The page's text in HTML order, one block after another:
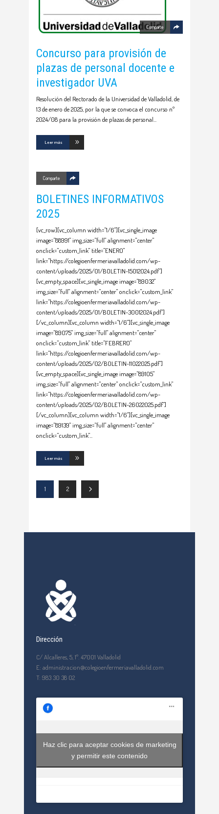
Comparte
Concurso para provisión de
plazas de personal docente e
investigador UVA
Resolución del Rectorado de la Universidad de Valladolid, de
13 de enero de 2025, por la que se convoca el concurso nº
2024/08 para la provisión de plazas de personal
Leer más
Comparte
BOLETINES INFORMATIVOS
2025
[vc_row][vc_column width="1/6"][vc_single_image
image="88991" img_size="full" alignment="center"
onclick="custom_link" title="ENERO"
link="https://colegioenfermeriavalladolid.com/wp-
content/uploads/2025/01/BOLETIN-15012024.pdf"]
[vc_empty_space][vc_single_image image="89032"
img_size="full" alignment="center" onclick="custom_link"
link="https://colegioenfermeriavalladolid.com/wp-
content/uploads/2025/01/BOLETIN-30012024.pdf"]
[/vc_column][vc_column width="1/6"][vc_single_image
image="89075" img_size="full" alignment="center"
onclick="custom_link" title="FEBRERO"
link="https://colegioenfermeriavalladolid.com/wp-
content/uploads/2025/02/BOLETIN-11022025.pdf"]
[vc_empty_space][vc_single_image image="89105"
img_size="full" alignment="center" onclick="custom_link"
link="https://colegioenfermeriavalladolid.com/wp-
content/uploads/2025/02/BOLETIN-26022025.pdf"]
[/vc_column][vc_column width="1/6"][vc_single_image
image="89139" img_size="full" alignment="center"
onclick="custom_link"
Leer más
1 2
Dirección
C/ Alcalleres, 5, 1º. 47001 Valladolid
E: administracion@colegioenfermeriavalladolid.com
T: 983 30 38 02
Haz clic para aceptar cookies de marketing
y permitir este contenido